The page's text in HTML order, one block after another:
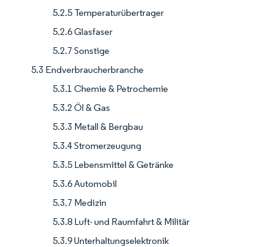
5.2.5 Temperaturübertrager
5.2.6 Glasfaser
5.2.7 Sonstige
5.3 Endverbraucherbranche
5.3.1 Chemie & Petrochemie
5.3.2 Öl & Gas
5.3.3 Metall & Bergbau
5.3.4 Stromerzeugung
5.3.5 Lebensmittel & Getränke
5.3.6 Automobil
5.3.7 Medizin
5.3.8 Luft- und Raumfahrt & Militär
5.3.9 Unterhaltungselektronik